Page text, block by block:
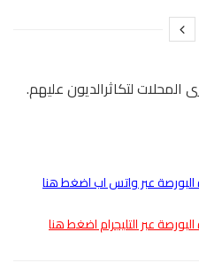
لتكاثرالديون عليهم.
البورصة عبر واتس اب اضغط هنا
عبر التليجرام اضغط هنا